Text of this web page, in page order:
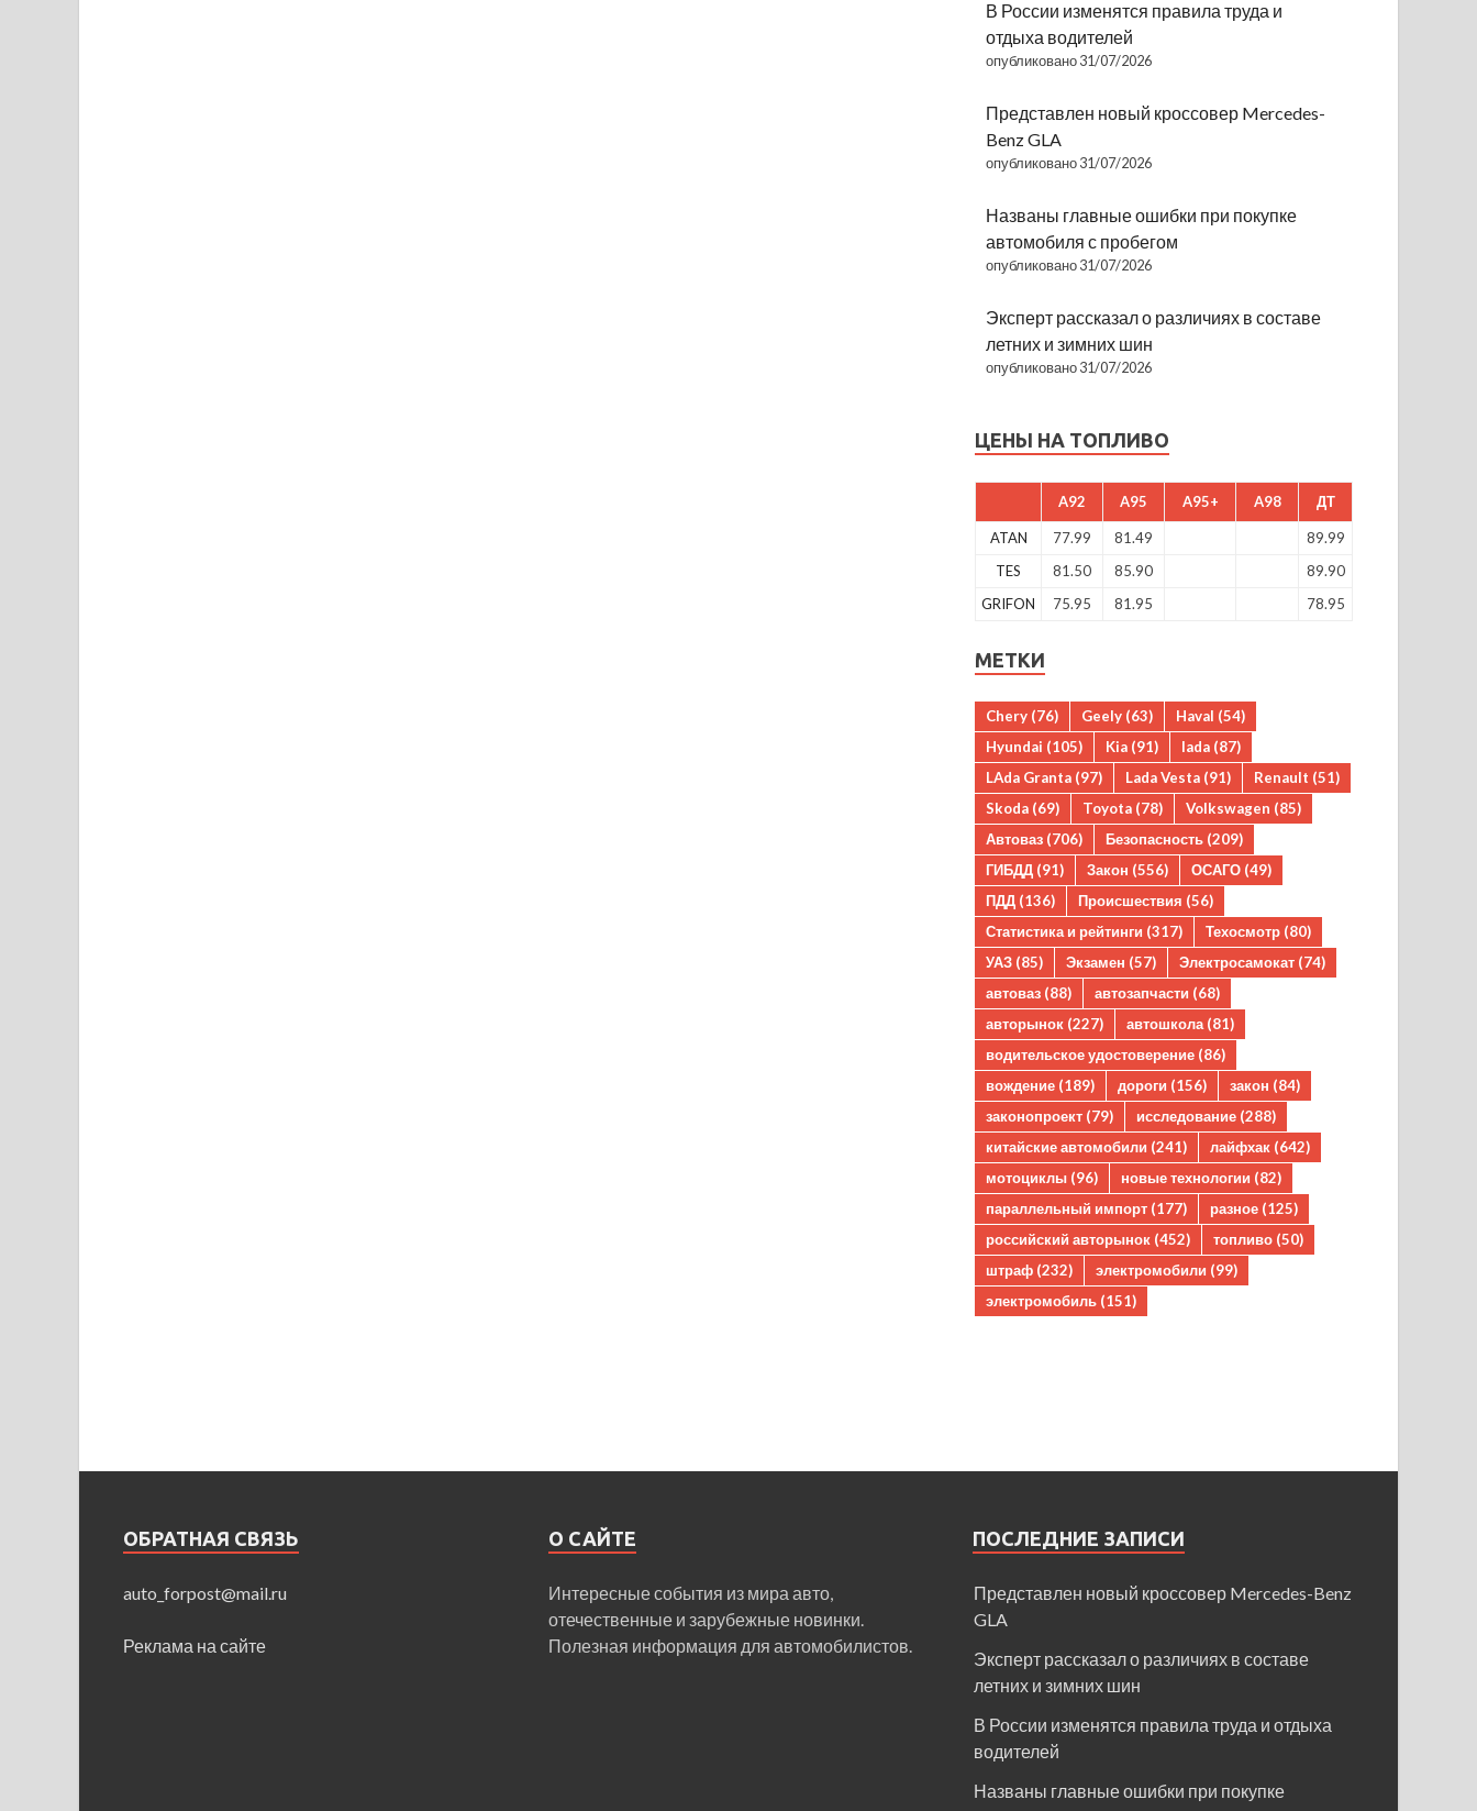
В России изменятся правила труда и
отдыха водителей
опубликовано 31/07/2026
Представлен новый кроссовер Mercedes-
Benz GLA
опубликовано 31/07/2026
Названы главные ошибки при покупке
автомобиля с пробегом
опубликовано 31/07/2026
Эксперт рассказал о различиях в составе
летних и зимних шин
опубликовано 31/07/2026
ЦЕНЫ НА ТОПЛИВО
A92 A95 A95+ A98 ДТ
ATAN 77.99 81.49
89.99
TES
81.50 85.90
89.90
GRIFON
75.95 81.95 78.95
МЕТКИ
Chery (76) Geely (63) Haval (54)
Hyundai (105) Kia (91) lada (87)
LAda Granta (97) Lada Vesta (91) Renault (51)
Skoda (69) Toyota (78) Volkswagen (85)
Автоваз (706) Безопасность (209)
ГИБДД (91) Закон (556) ОСАГО (49)
ПДД (136) Происшествия (56)
Статистика и рейтинги (317) Техосмотр (80)
УАЗ (85) Экзамен (57) Электросамокат (74)
автоваз (88) автозапчасти (68)
авторынок (227) автошкола (81)
водительское удостоверение (86)
вождение (189) дороги (156) закон (84)
законопроект (79) исследование (288)
китайские автомобили (241) лайфхак (642)
мотоциклы (96) новые технологии (82)
параллельный импорт (177) разное (125)
российский авторынок (452) топливо (50)
штраф (232) электромобили (99)
электромобиль (151)
ОБРАТНАЯ СВЯЗЬ
auto_forpost@mail.ru
Реклама на сайте
О САЙТЕ
Интересные события из мира авто,
отечественные и зарубежные новинки.
Полезная информация для автомобилистов.
ПОСЛЕДНИЕ ЗАПИСИ
Представлен новый кроссовер Mercedes-Benz
GLA
Эксперт рассказал о различиях в составе
летних и зимних шин
В России изменятся правила труда и отдыха
водителей
Названы главные ошибки при покупке